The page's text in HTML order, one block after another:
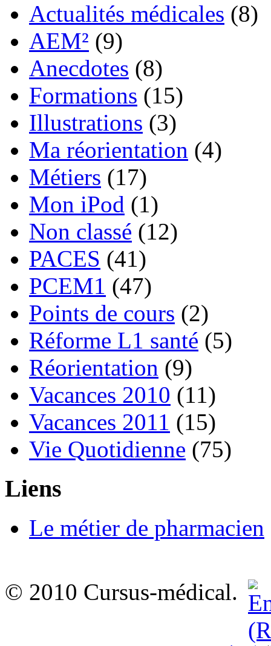
Actualités médicales (8)
AEM² (9)
Anecdotes (8)
Formations (15)
Illustrations (3)
Ma réorientation (4)
Métiers (17)
Mon iPod (1)
Non classé (12)
PACES (41)
PCEM1 (47)
Points de cours (2)
Réforme L1 santé (5)
Réorientation (9)
Vacances 2010 (11)
Vacances 2011 (15)
Vie Quotidienne (75)
Liens
Le métier de pharmacien
© 2010 Cursus-médical.